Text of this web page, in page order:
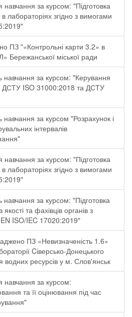
за курсом: "Підготовка
лабораторіях згідно з вимогами
ПЗ "«Контрольні карти 3.2» в
міської ради
навчання за курсом: "Керування
ДСТУ ISO 31000:2018 та ДСТУ
за курсом "Розрахунок і
інтервалів
за курсом: "Підготовка
лабораторіях згідно з вимогами
за курсом: "Підготовка
та фахівців органів з
ISO/IEC 17020:2019"
ПЗ «Невизначеність 1.6»
Cіверсько-Донецького
водних ресурсів у м. Слов'янськ
навчання за курсом:
та її оцінювання під час